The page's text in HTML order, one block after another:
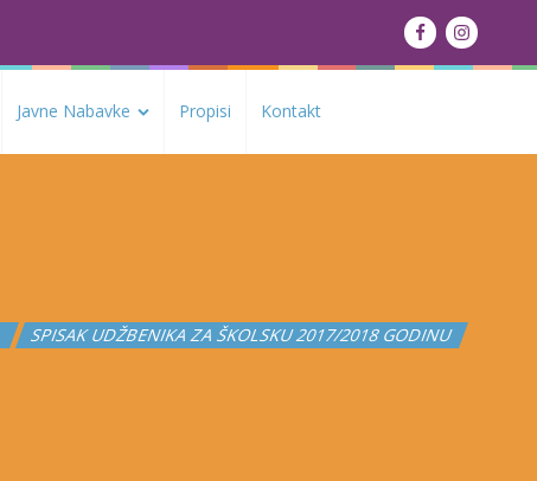
Javne Nabavke Propisi Kontakt
SPISAK UDŽBENIKA ZA ŠKOLSKU 2017/2018 GODINU